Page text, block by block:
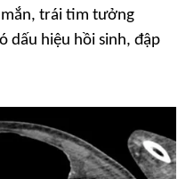
trái tim tưởng
dấu hiệu hồi sinh, đập